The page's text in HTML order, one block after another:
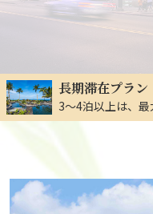
長期滞在プラン
3～4泊以上は、